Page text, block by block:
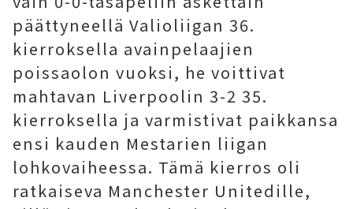
päättyneellä Valioliigan 36.
kierroksella avainpelaajien
poissaolon vuoksi, he voittivat
mahtavan Liverpoolin 3-2 35.
kierroksella ja varmistivat paikkansa
ensi kauden Mestarien liigan
lohkovaiheessa. Tämä kierros oli
ratkaiseva Manchester Unitedille,